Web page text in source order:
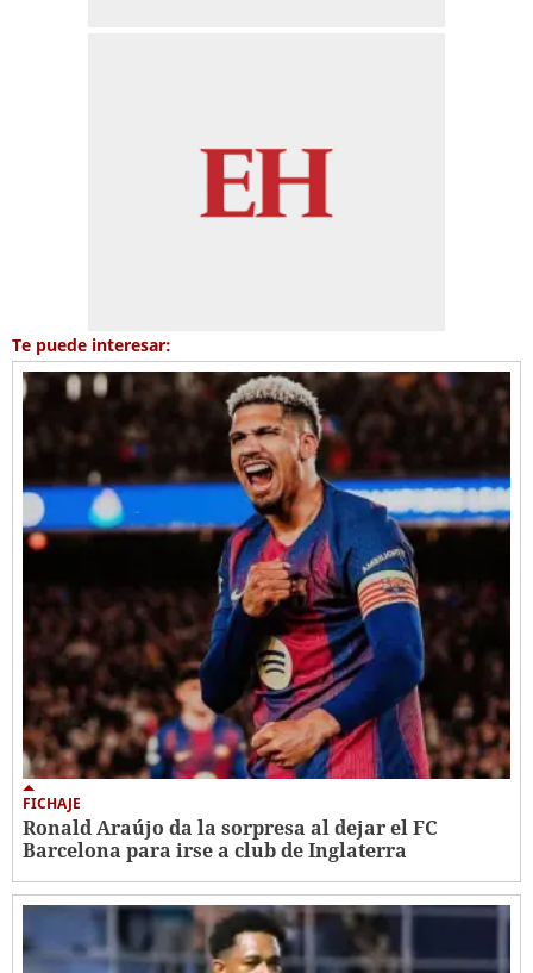
Te puede interesar:
FICHAJE
Ronald Araújo da la sorpresa al dejar el FC
Barcelona para irse a club de Inglaterra